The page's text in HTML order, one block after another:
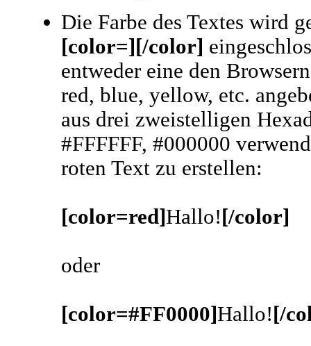
Die Farbe des Textes wird
[color=][/color]
entweder eine den
red, blue, yellow, etc.
aus drei zweistelligen
#FFFFFF, #000000
roten Text zu erstellen:
[color=red]Hallo! [/color]
oder
[color=#FF0000]Hallo! [/